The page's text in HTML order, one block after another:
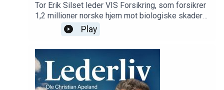
Tor Erik Silset leder VIS Forsikring, som forsikrer
1,2 millioner norske hjem mot biologiske skader
og skadedyr. Han forteller om en lang karriere i
forsikringsbransjen, hva klimaendringene betyr
for råte og skadedyr, ny teknologi, et nytt tilbud
og et helt nødvendig navneskifte.
Play